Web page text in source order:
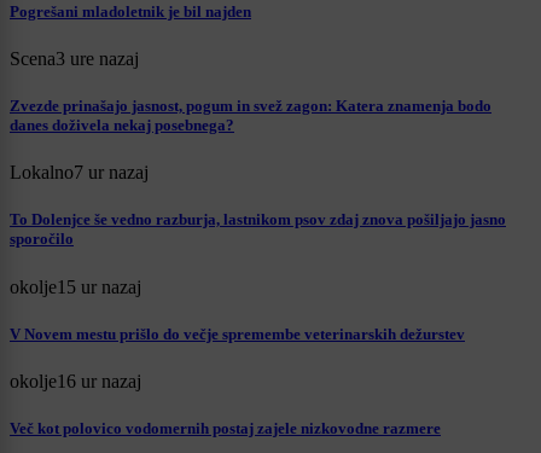
Pogrešani mladoletnik je bil najden
Scena3 ure nazaj
Zvezde prinašajo jasnost, pogum in svež zagon: Katera znamenja bodo
danes doživela nekaj posebnega?
Lokalno7 ur nazaj
To Dolenjce še vedno razburja, lastnikom psov zdaj znova pošiljajo jasno
sporočilo
okolje15 ur nazaj
V Novem mestu prišlo do večje spremembe veterinarskih dežurstev
okolje16 ur nazaj
Več kot polovico vodomernih postaj zajele nizkovodne razmere